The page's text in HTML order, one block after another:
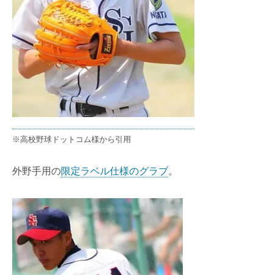
※高校野球ドットコム様から引用
外野手用の限定ラベル仕様のグラブ。